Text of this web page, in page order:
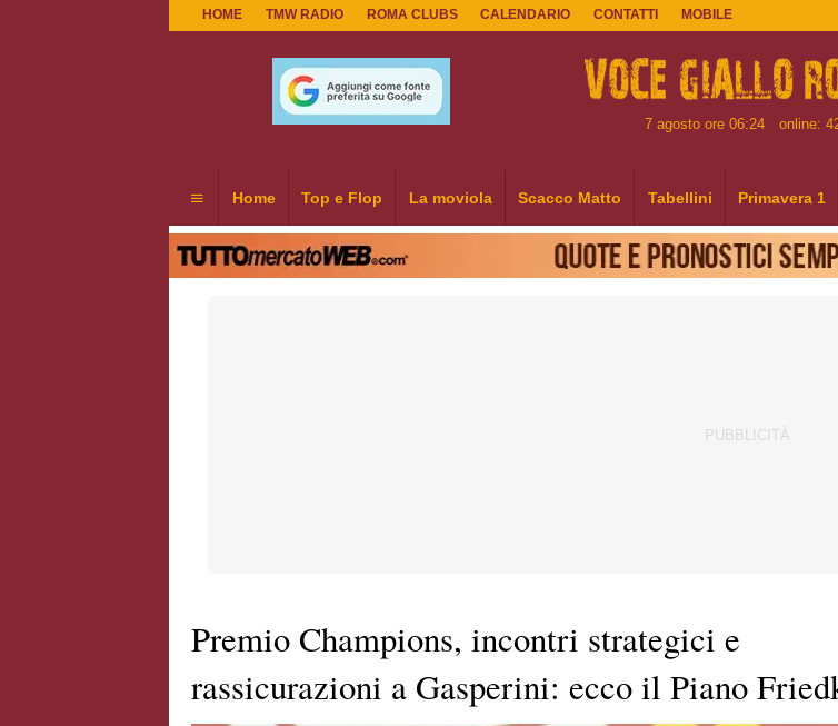
HOME TMW RADIO ROMA CLUBS CALENDARIO CONTATTI MOBILE
7 agosto ore 06:24 online:
Home Top e Flop La moviola Scacco Matto Tabellini Primavera 1
Premio Champions, incontri strategici e
rassicurazioni a Gasperini: ecco il Piano